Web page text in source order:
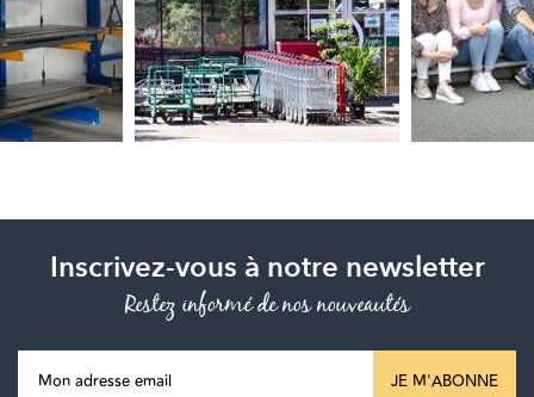
Inscrivez-vous à notre newsletter
Restez informé de nos nouveautés
JE M'ABONNE